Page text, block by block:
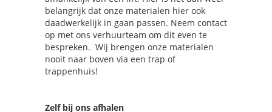
belangrijk dat onze materialen hier ook
daadwerkelijk in gaan passen. Neem contact
op met ons verhuurteam om dit even te
bespreken. Wij brengen onze materialen
nooit naar boven via een trap of
trappenhuis!
Zelf bij ons afhalen